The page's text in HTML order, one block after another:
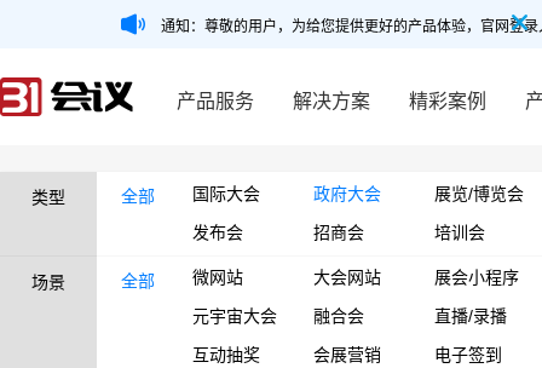
通知：尊敬的用户，为给您提供更好的产品体验，官网登
产品服务 解决方案 精彩案例
类型 全部 国际大会 政府大会
展览/博览会
发布会
招商会 培训会
场景 全部 微网站 大会网站
展会小程序
元宇宙大会
融合会
直播/录播
互动抽奖
会展营销
电子签到